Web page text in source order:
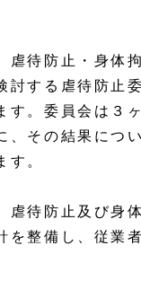
虐待防止・身体
討する虐待防止
す。委員会は３
、その結果につ
す。
虐待防止及び身
を整備し、従業